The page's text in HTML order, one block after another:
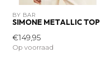
BY BAR
SIMONE METALLIC TOP
€149,95
Op voorraad